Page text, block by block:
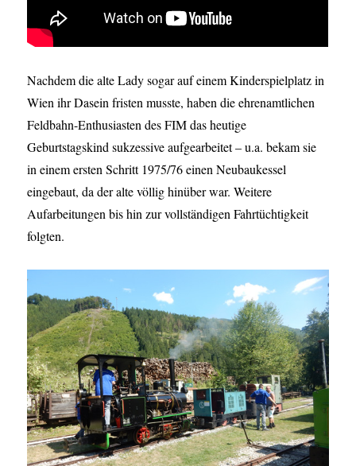
Nachdem die alte Lady sogar auf einem Kinderspielplatz in
Wien ihr Dasein fristen musste, haben die ehrenamtlichen
Feldbahn-Enthusiasten des FIM das heutige
Geburtstagskind sukzessive aufgearbeitet – u.a. bekam sie
in einem ersten Schritt 1975/76 einen Neubaukessel
eingebaut, da der alte völlig hinüber war. Weitere
Aufarbeitungen bis hin zur vollständigen Fahrtüchtigkeit
folgten.